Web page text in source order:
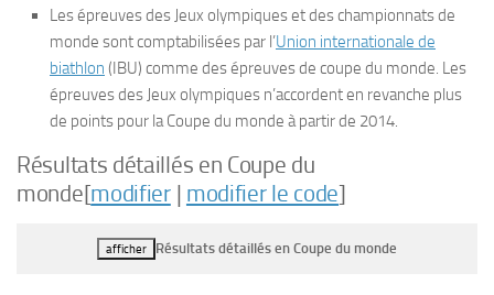
Les épreuves des Jeux olympiques et des championnats de
monde sont comptabilisées par l’Union internationale de
biathlon (IBU) comme des épreuves de coupe du monde. Les
épreuves des Jeux olympiques n’accordent en revanche plus
de points pour la Coupe du monde à partir de 2014.
Résultats détaillés en Coupe du
monde[modifier| modifier le code]
afficher Résultats détaillés en Coupe du monde